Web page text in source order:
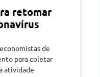
retomar
de
para coletar
atividade